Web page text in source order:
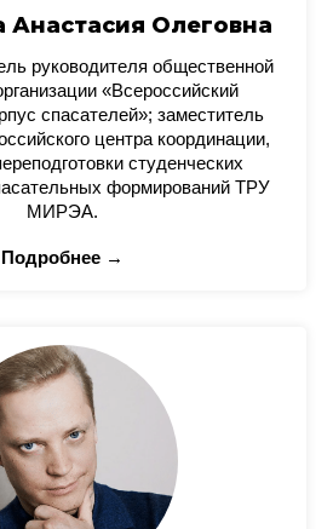
Анастасия Олеговна
руководителя общественной
«Всероссийский
спасателей»; заместитель
центра координации,
студенческих
формирований ТРУ
МИРЭА.
Подробнее →